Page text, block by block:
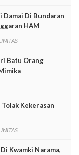
Damai Di Bundaran
HAM
Batu Orang
Kekerasan
Kwamki Narama,